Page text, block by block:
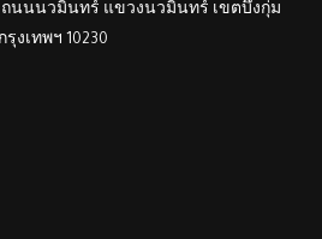
ถนนนวมินทร์ แขวงนวมินทร์ เขตบึงกุ่ม
กรุงเทพฯ 10230